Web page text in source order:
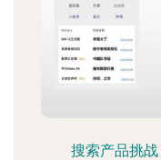
搜索产品挑